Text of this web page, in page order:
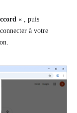
« , puis
à votre